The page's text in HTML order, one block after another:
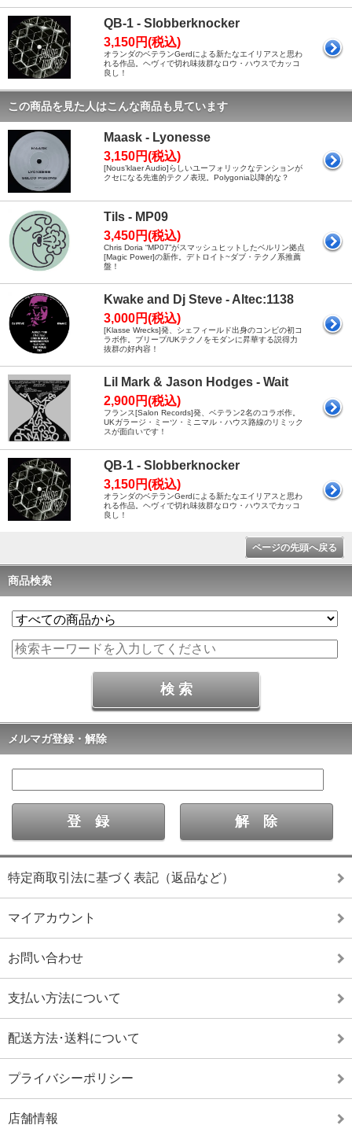
QB-1 - Slobberknocker
3,150円(税込)
オランダのベテランGerdによる新たなエイリアスと思わ
れる作品。ヘヴィで切れ味抜群なロウ・ハウスでカッコ
良し！
この商品を見た人はこんな商品も見ています
Maask - Lyonesse
3,150円(税込)
[Nous’klaer Audio]らしいユーフォリックなテンションが
クセになる先進的テクノ表現。Polygonia以降的な？
Tils - MP09
3,450円(税込)
Chris Doria “MP07”がスマッシュヒットしたベルリン拠点
[Magic Power]の新作。デトロイト~ダブ・テクノ系推薦
盤！
Kwake and Dj Steve - Altec:1138
3,000円(税込)
[Klasse Wrecks]発、シェフィールド出身のコンビの初コ
ラボ作。ブリープ/UKテクノをモダンに昇華する説得力
抜群の好内容！
Lil Mark & Jason Hodges - Wait
2,900円(税込)
フランス[Salon Records]発、ベテラン2名のコラボ作。
UKガラージ・ミーツ・ミニマル・ハウス路線のリミック
スが面白いです！
QB-1 - Slobberknocker
3,150円(税込)
オランダのベテランGerdによる新たなエイリアスと思わ
れる作品。ヘヴィで切れ味抜群なロウ・ハウスでカッコ
良し！
ページの先頭へ戻る
商品検索
メルマガ登録・解除
特定商取引法に基づく表記（返品など）
マイアカウント
お問い合わせ
支払い方法について
配送方法･送料について
プライバシーポリシー
店舗情報